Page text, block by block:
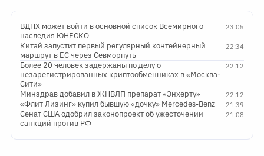
23:05
ВДНХ может войти в основной список Всемирного
наследия ЮНЕСКО
22:34
Китай запустит первый регулярный контейнерный
маршрут в ЕС через Севморпуть
22:12
Более 20 человек задержаны по делу о
незарегистрированных криптообменниках в «Москва-
Сити»
22:12
Минздрав добавил в ЖНВЛП препарат «Энхерту»
21:39
«Флит Лизинг» купил бывшую «дочку» Mercedes-Benz
21:08
Сенат США одобрил законопроект об ужесточении
санкций против РФ